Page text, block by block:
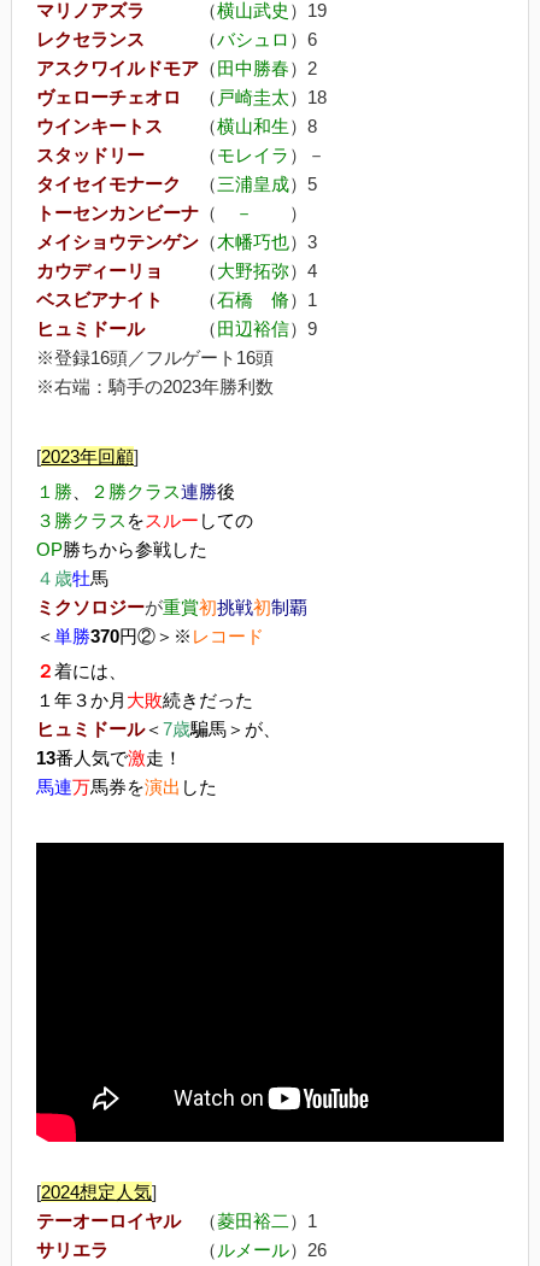
マリノアズラ （横山武史 ）19
レクセランス
（バシュロ ）6
アスクワイルドモア（田中勝春）2
ヴェローチェオロ
（ 戸崎圭太）18
ウインキートス
（横山和生）8
スタッドリー
（モレイラ ）－
タイセイモナーク
（三浦皇成）5
トーセンカンビーナ（ －
）
メイショウテンゲン（木幡巧也）3
カウディーリョ
（大野拓弥）4
ベスビアナイト
（石橋 脩）1
ヒュミドール
（田辺裕信）9
※登録16頭／フルゲート16頭
※右端：騎手の2023年勝利数
[2023年回顧]
１勝
２勝クラス連勝後
３勝クラス をスルー しての
OP勝ちから参戦した
４歳牡馬
ミクソロジーが重賞初挑戦初制覇
＜単勝370円②＞※ レコード
２着には、
１年３か月 大敗続きだった
ヒュミドール＜7歳騙馬＞が、
13番人気で激走！
馬連万馬券を演出 した
[2024想定人気]
テーオーロイヤル
（菱田裕二 ）1
サリエラ
（ ルメール）26